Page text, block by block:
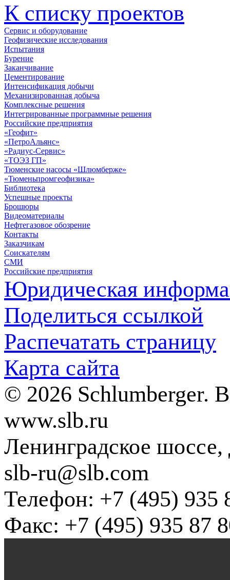
К списку проектов
Сервис и оборудование
Геофизические исследования
Испытания
Бурение
Заканчивание
Цементирование
Интенсификация добычи
Механизированная добыча
Комплексные решения
Интегрированные программные решения
Российские предприятия
«Геофит»
«ПетроАльянс»
«Радиус-Сервис»
«ТОЭЗ ГП»
Тюменские насосы «Шлюмберже»
«Тюменьпромгеофизика»
Библиотека
Успешные проекты
Брошюры
Видеоматериалы
Нефтегазовое обозрение
Контакты
Заказчикам
Соискателям
СМИ
Российские предприятия
Юридическая
Поделиться ссылкой
Распечатать страницу
Карта сайта
© 2026 Schlumberger.
www.slb.ru
Ленинградское
slb-ru@slb.com
Телефон: +7 (495) 935
Факс: +7 (495) 935 87